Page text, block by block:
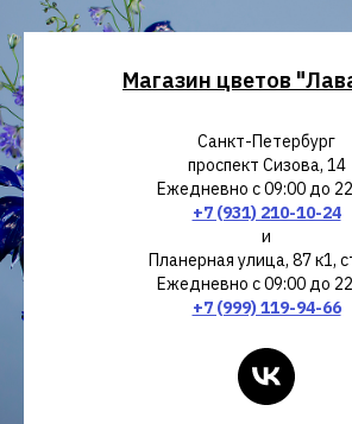
Магазин цветов
Санкт-Петербург
проспект Сизова, 14
Ежедневно с 09:00 до
+7 (931) 210-10-24
и
Планерная улица, 87 к1,
Ежедневно с 09:00 до
+7 (999) 119-94-66